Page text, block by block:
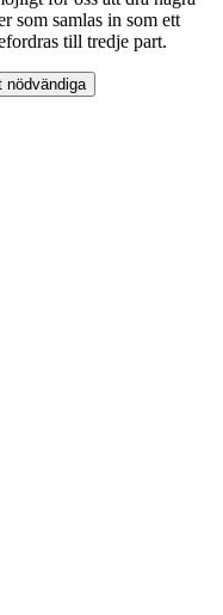
som samlas in som ett
till tredje part.
nödvändiga